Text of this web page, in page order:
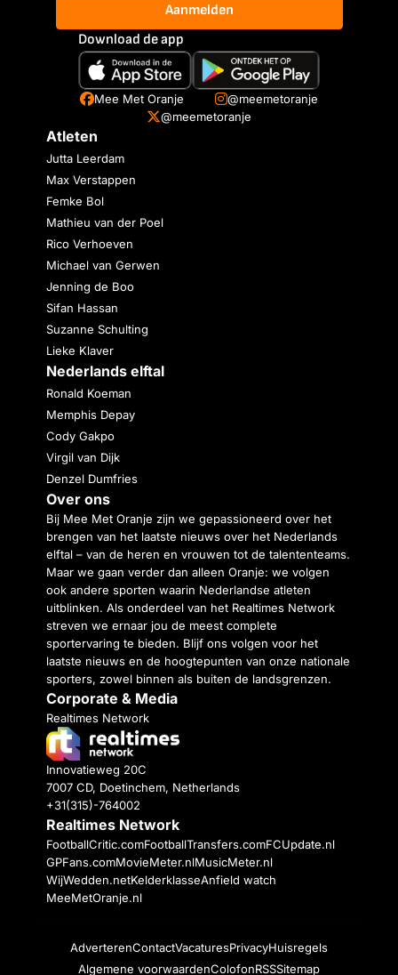
Aanmelden
Download de app
Mee Met Oranje
@meemetoranje
@meemetoranje
Atleten
Jutta Leerdam
Max Verstappen
Femke Bol
Mathieu van der Poel
Rico Verhoeven
Michael van Gerwen
Jenning de Boo
Sifan Hassan
Suzanne Schulting
Lieke Klaver
Nederlands elftal
Ronald Koeman
Memphis Depay
Cody Gakpo
Virgil van Dijk
Denzel Dumfries
Over ons
Bij Mee Met Oranje zijn we gepassioneerd over het
brengen van het laatste nieuws over het Nederlands
elftal – van de heren en vrouwen tot de talententeams.
Maar we gaan verder dan alleen Oranje: we volgen
ook andere sporten waarin Nederlandse atleten
uitblinken. Als onderdeel van het Realtimes Network
streven we ernaar jou de meest complete
sportervaring te bieden. Blijf ons volgen voor het
laatste nieuws en de hoogtepunten van onze nationale
sporters, zowel binnen als buiten de landsgrenzen.
Corporate & Media
Realtimes Network
Innovatieweg 20C
7007 CD, Doetinchem, Netherlands
+31(315)-764002
Realtimes Network
FootballCritic.comFootballTransfers.comFCUpdate.nl
GPFans.comMovieMeter.nlMusicMeter.nl
WijWedden.netKelderklasseAnfield watch
MeeMetOranje.nl
AdverterenContactVacaturesPrivacyHuisregels
Algemene voorwaardenColofonRSSSitemap